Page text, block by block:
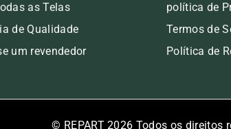
as Telas
de Qualidade
um revendedor
política de
Termos de
Política de
© REPART 2026 Todos os direitos